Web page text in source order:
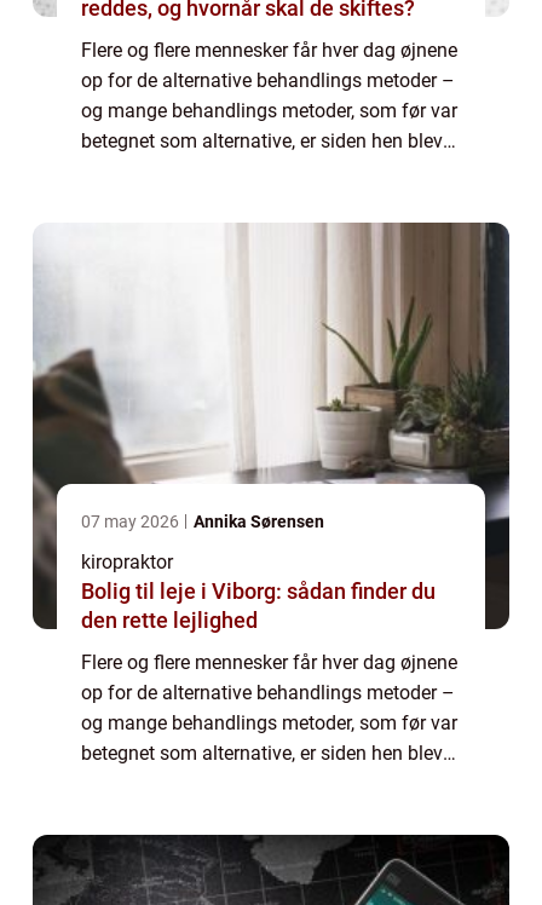
reddes, og hvornår skal de skiftes?
Flere og flere mennesker får hver dag øjnene
op for de alternative behandlings metoder –
og mange behandlings metoder, som før var
betegnet som alternative, er siden hen blevet
07 may 2026 Annika Sørensen
kiropraktor
Bolig til leje i Viborg: sådan finder du
den rette lejlighed
Flere og flere mennesker får hver dag øjnene
op for de alternative behandlings metoder –
og mange behandlings metoder, som før var
betegnet som alternative, er siden hen blevet